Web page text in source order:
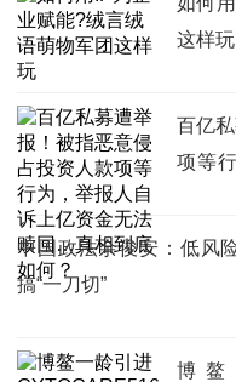
这样玩
百亿
项等
中国政法余俊安：低风
搞“一刀切”
博鳌